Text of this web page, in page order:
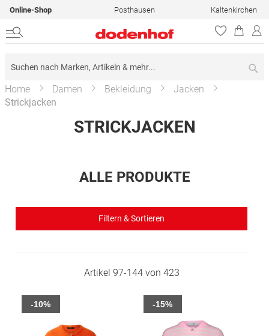
Online-Shop Posthausen Kaltenkirchen
Home Damen Bekleidung
Jacken
Strickjacken
STRICKJACKEN
ALLE PRODUKTE
Filtern & Sortieren
Artikel 97-144von 423
-10% -15%